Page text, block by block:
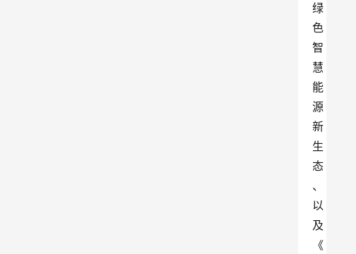
绿
色
智
慧
能
源
新
生
态
、
以
及
《